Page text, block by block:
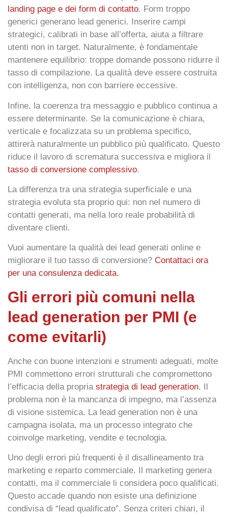
landing page e dei form di contatto. Form troppo
generici generano lead generici. Inserire campi
strategici, calibrati in base all’offerta, aiuta a filtrare
utenti non in target. Naturalmente, è fondamentale
mantenere equilibrio: troppe domande possono ridurre il
tasso di compilazione. La qualità deve essere costruita
con intelligenza, non con barriere eccessive.
Infine, la coerenza tra messaggio e pubblico continua a
essere determinante. Se la comunicazione è chiara,
verticale e focalizzata su un problema specifico,
attirerà naturalmente un pubblico più qualificato. Questo
riduce il lavoro di scrematura successiva e migliora il
tasso di conversione complessivo.
La differenza tra una strategia superficiale e una
strategia evoluta sta proprio qui: non nel numero di
contatti generati, ma nella loro reale probabilità di
diventare clienti.
Vuoi aumentare la qualità dei lead generati online e
migliorare il tuo tasso di conversione? Contattaci ora
per una consulenza dedicata.
Gli errori più comuni nella
lead generation per PMI (e
come evitarli)
Anche con buone intenzioni e strumenti adeguati, molte
PMI commettono errori strutturali che compromettono
l’efficacia della propria strategia di lead generation. Il
problema non è la mancanza di impegno, ma l’assenza
di visione sistemica. La lead generation non è una
campagna isolata, ma un processo integrato che
coinvolge marketing, vendite e tecnologia.
Uno degli errori più frequenti è il disallineamento tra
marketing e reparto commerciale. Il marketing genera
contatti, ma il commerciale li considera poco qualificati.
Questo accade quando non esiste una definizione
condivisa di “lead qualificato”. Senza criteri chiari, il